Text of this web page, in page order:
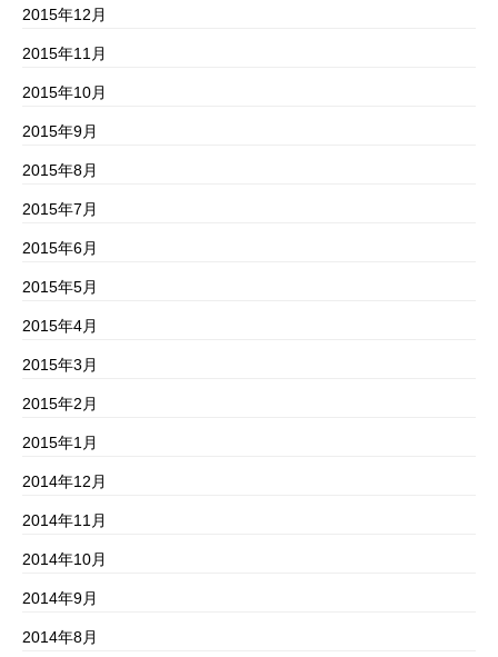
2015年12月
2015年11月
2015年10月
2015年9月
2015年8月
2015年7月
2015年6月
2015年5月
2015年4月
2015年3月
2015年2月
2015年1月
2014年12月
2014年11月
2014年10月
2014年9月
2014年8月